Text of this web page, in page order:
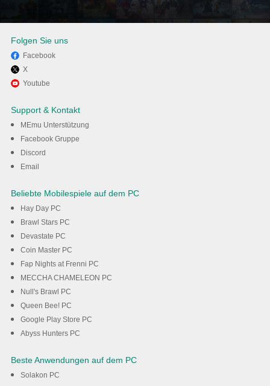
Verwenden Sie MEmu, um
Mein dm auf Ihrem PC zu
Folgen Sie uns
Facebook
X
Youtube
Support & Kontakt
MEmu Unterstützung
Facebook Gruppe
Discord
Email
Beliebte Mobilespiele auf dem PC
Hay Day PC
Brawl Stars PC
Devastate PC
Coin Master PC
Fap Nights at Frenni PC
MECCHA CHAMELEON PC
Null's Brawl PC
Queen Bee! PC
Google Play Store PC
Abyss Hunters PC
Beste Anwendungen auf dem PC
Solakon PC